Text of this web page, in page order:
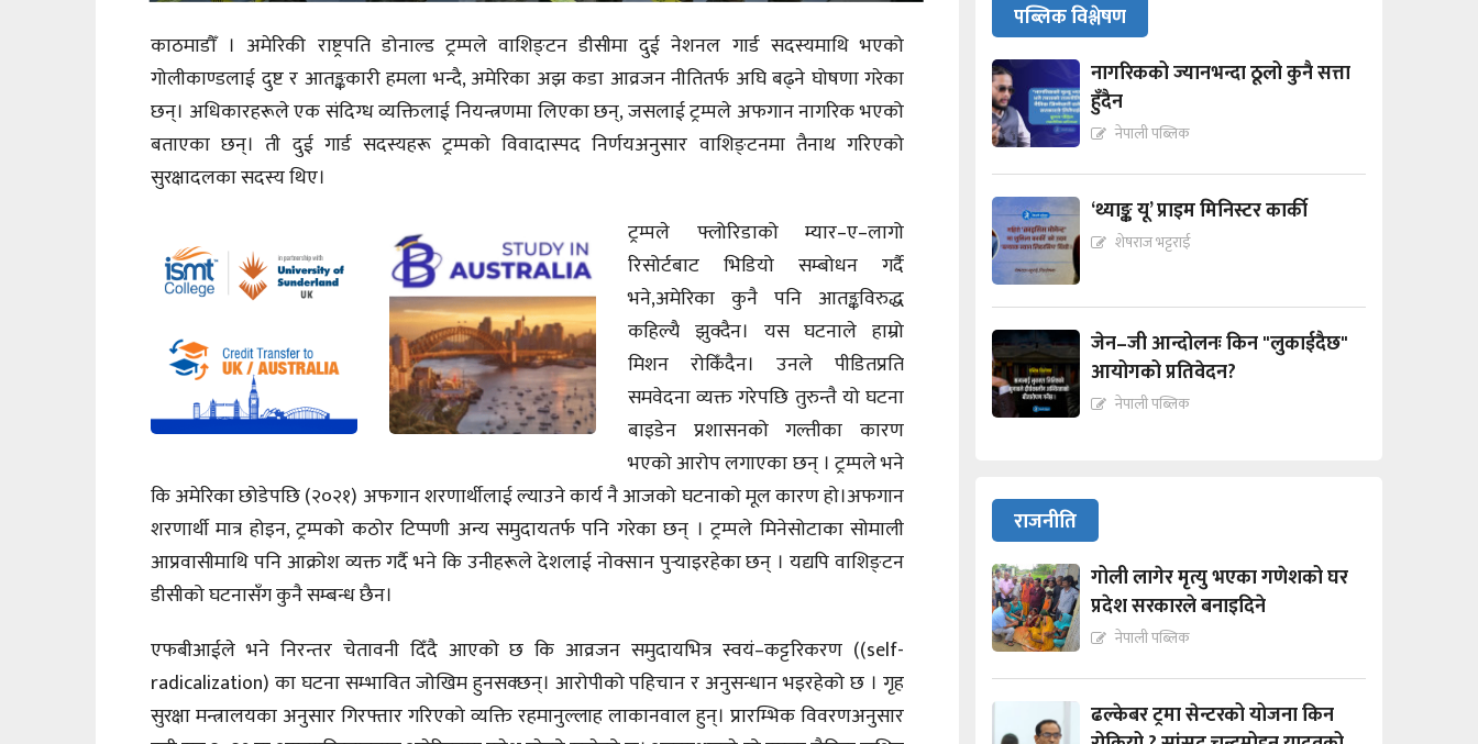
काठमाडौँ । अमेरिकी राष्ट्रपति डोनाल्ड ट्रम्पले वाशिङ्टन डीसीमा दुई नेशनल गार्ड सदस्यमाथि भएको
गोलीकाण्डलाई दुष्ट र आतङ्ककारी हमला भन्दै, अमेरिका अझ कडा आव्रजन नीतितर्फ अघि बढ्ने घोषणा गरेका
छन्। अधिकारहरूले एक संदिग्ध व्यक्तिलाई नियन्त्रणमा लिएका छन्, जसलाई ट्रम्पले अफगान नागरिक भएको
बताएका छन्। ती दुई गार्ड सदस्यहरू ट्रम्पको विवादास्पद निर्णयअनुसार वाशिङ्टनमा तैनाथ गरिएको
सुरक्षादलका सदस्य थिए।
ट्रम्पले फ्लोरिडाको म्यार–ए–लागो
रिसोर्टबाट भिडियो सम्बोधन गर्दै
भने,अमेरिका कुनै पनि आतङ्कविरुद्ध
कहिल्यै झुक्दैन। यस घटनाले हाम्रो
मिशन रोकिँदैन। उनले पीडितप्रति
समवेदना व्यक्त गरेपछि तुरुन्तै यो घटना
बाइडेन प्रशासनको गल्तीका कारण
भएको आरोप लगाएका छन् । ट्रम्पले भने
कि अमेरिका छोडेपछि (२०२१) अफगान शरणार्थीलाई ल्याउने कार्य नै आजको घटनाको मूल कारण हो।अफगान
शरणार्थी मात्र होइन, ट्रम्पको कठोर टिप्पणी अन्य समुदायतर्फ पनि गरेका छन् । ट्रम्पले मिनेसोटाका सोमाली
आप्रवासीमाथि पनि आक्रोश व्यक्त गर्दै भने कि उनीहरूले देशलाई नोक्सान पुर्‍याइरहेका छन् । यद्यपि वाशिङ्टन
डीसीको घटनासँग कुनै सम्बन्ध छैन।
एफबीआईले भने निरन्तर चेतावनी दिँदै आएको छ कि आव्रजन समुदायभित्र स्वयं–कट्टरिकरण ((self-
radicalization) का घटना सम्भावित जोखिम हुनसक्छन्। आरोपीको पहिचान र अनुसन्धान भइरहेको छ । गृह
सुरक्षा मन्त्रालयका अनुसार गिरफ्तार गरिएको व्यक्ति रहमानुल्लाह लाकानवाल हुन्। प्रारम्भिक विवरणअनुसार
पब्लिक विश्लेषण
नागरिकको ज्यानभन्दा ठूलो कुनै सत्ता
हुँदैन
नेपाली पब्लिक
‘थ्याङ्क यू’ प्राइम मिनिस्टर कार्की
शेषराज भट्टराई
जेन–जी आन्दोलनः किन "लुकाईदैछ"
आयोगको प्रतिवेदन?
नेपाली पब्लिक
राजनीति
गोली लागेर मृत्यु भएका गणेशको घर
प्रदेश सरकारले बनाइदिने
नेपाली पब्लिक
ढल्केबर ट्रमा सेन्टरको योजना किन